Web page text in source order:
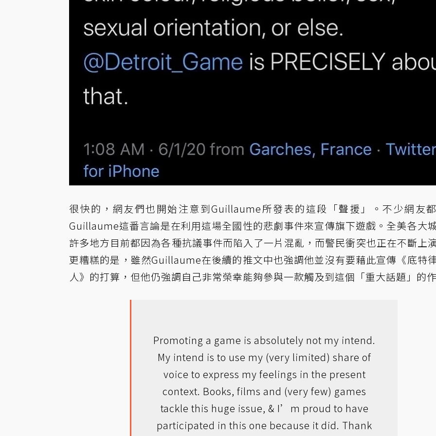
很快的，網友們也開始注意到Guillaume所發表的這段「聲援」。不少網友
Guillaume這番言論是在利用這場全國性的悲劇事件來宣傳旗下遊戲。全美各大
許多地方目前都因為各種抗議事件而陷入了一片混亂，而警民衝突也正在不斷上
更糟糕的是，雖然Guillaume在後續的推文中也強調他並沒有要藉此宣傳《底特
人》的打算，但他仍強調自己非常榮幸能夠參與一款觸及到這個「重大話題」的
Promoting a game is absolutely not my intend.
My intend is to use my (very limited) share of
voice to express my feelings in the present
context. Books, films and (very few) games
tackle this huge issue, & I’m proud to have
participated in this one because it did. Thank